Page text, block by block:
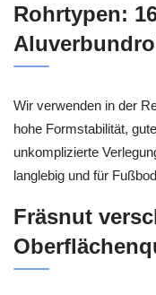
Rohrtypen:
Wir verwenden in der
hohe Formstabilität,
unkomplizierte
langlebig und für
Fräsnut